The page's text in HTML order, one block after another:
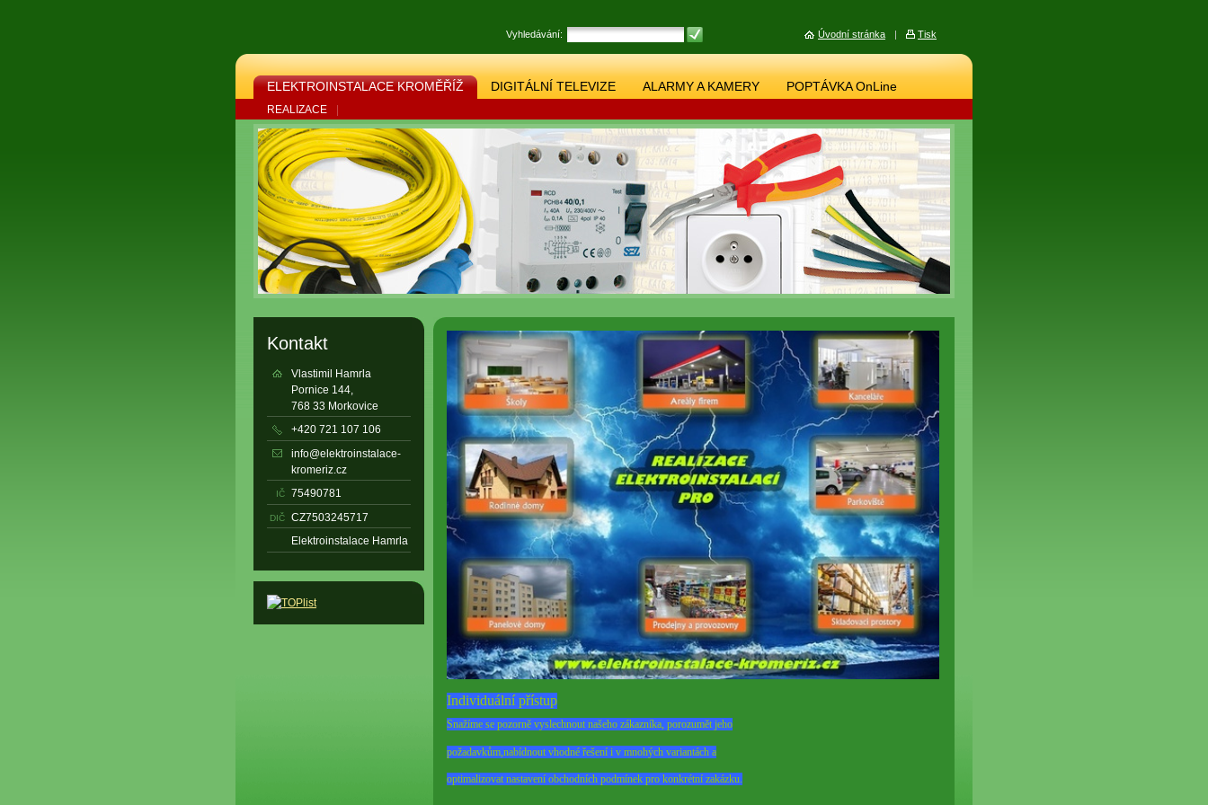
ELEKTROINSTALACE KROMĚŘÍŽ DIGITÁLNÍ TELEVIZE ALARMY A KAMERY POPTÁVKA OnLine
REALIZACE
Individuální přístup
Snažíme se pozorně vyslechnout našeho zákazníka, porozumět jeho
požadavkům, nabídnout vhodné řešení i v mnohých variantách a
optimalizovat nastavení obchodních podmínek pro konkrétní zakázku.
Kontakt
Vlastimil Hamrla
Pornice 144,
768 33 Morkovice
+420 721 107 106
info@elektroinstalace-
kromeriz.cz
IČ 75490781
DIČ
CZ7503245717
Elektroinstalace Hamrla
Vyhledávání: Úvodní stránka | Tisk